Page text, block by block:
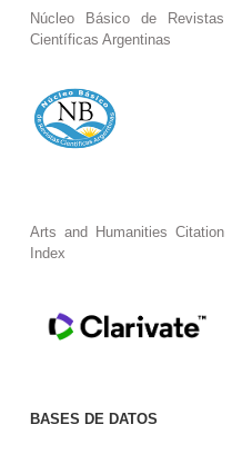
Núcleo Básico de Revistas
Científicas Argentinas
Arts and Humanities Citation
Index
BASES DE DATOS